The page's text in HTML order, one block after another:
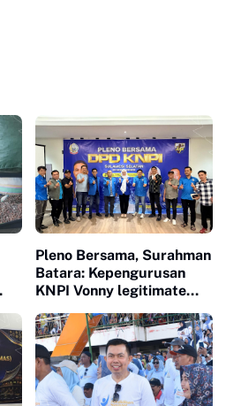
Pleno Bersama, Surahman
Batara: Kepengurusan
KNPI Vonny legitimate